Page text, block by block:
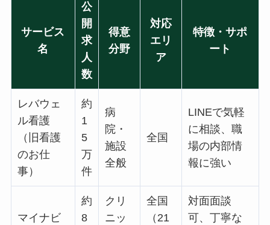
サービス
名
公
開
求
人
数
得意
分野
対応
エリ
ア
特徴・サポ
ート
レバウェ
ル看護
（旧看護
のお仕
事）
約
1
5
万
件
病
院・
施設
全般
全国
LINEで気軽
に相談、職
場の内部情
報に強い
マイナビ
約
8
クリ
ニッ
全国
（21
対面面談
可、丁寧な